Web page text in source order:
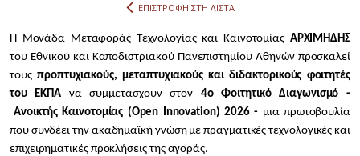
ΕΠΙΣΤΡΟΦΗ ΣΤΗ ΛΙΣΤΑ
Η Μονάδα Μεταφοράς Τεχνολογίας και Καινοτομίας ΑΡΧΙΜΗΔΗΣ
του Εθνικού και Καποδιστριακού Πανεπιστημίου Αθηνών προσκαλεί
τους προπτυχιακούς, μεταπτυχιακούς και διδακτορικούς φοιτητές
του ΕΚΠΑ να συμμετάσχουν στον 4ο Φοιτητικό Διαγωνισμό -
Ανοικτής Καινοτομίας (Open Innovation) 2026 - μια πρωτοβουλία
που συνδέει την ακαδημαϊκή γνώση με πραγματικές τεχνολογικές και
επιχειρηματικές προκλήσεις της αγοράς.